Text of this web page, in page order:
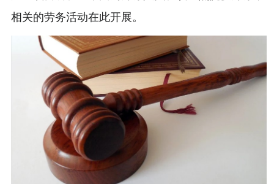
相关的劳务活动在此开展。